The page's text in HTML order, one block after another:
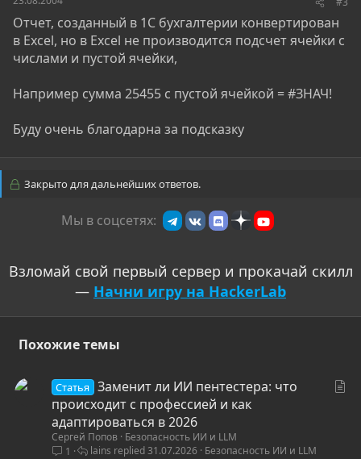
Отчет, созданный в 1С бухгалтерии конвертирован
в Excel, но в Excel не производится подсчет ячейки с
числами и пустой ячейки,
Например сумма 25455 с пустой ячейкой = #ЗНАЧ!
Буду очень благодарна за подсказку
Закрыто для дальнейших ответов.
Мы в соцсетях:
Взломай свой первый сервер и прокачай скилл
— Начни игру на HackerLab
Похожие темы
Статья
Заменит ли ИИ пентестера: что
происходит с профессией и как
адаптироваться в 2026
Сергей Попов Безопасность ИИ и LLM
1
Безопасность ИИ и LLM
31.07.2026
lains